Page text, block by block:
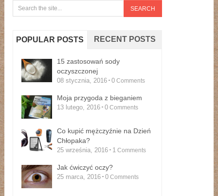
POPULAR POSTS RECENT POSTS
15 zastosowań sody
oczyszczonej
08 stycznia, 2016 0 Comments
Moja przygoda z bieganiem
13 lutego, 2016 0 Comments
Co kupić mężczyźnie na Dzień
Chłopaka?
25 września, 2016 1 Comments
Jak ćwiczyć oczy?
25 marca, 2016 0 Comments